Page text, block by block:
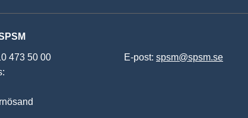
473 50 00
E-post: spsm@spsm.se